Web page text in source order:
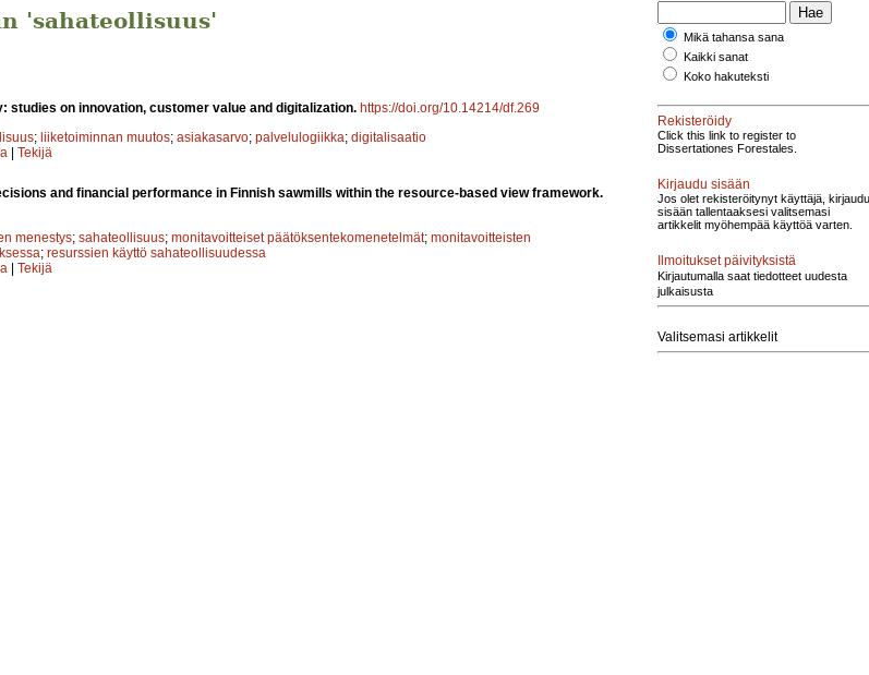
'sahateollisuus'
studies on innovation, customer value and digitalization. https://doi.org/10.14214/df.269
; liiketoiminnan muutos; asiakasarvo; palvelulogiikka; digitalisaatio
| Tekijä
and financial performance in Finnish sawmills within the resource-based view framework.
menestys; sahateollisuus; monitavoitteiset päätöksentekomenetelmät; monitavoitteisten
; resurssien käyttö sahateollisuudessa
| Tekijä
Mikä tahansa sana
Kaikki sanat
Koko hakuteksti
Rekisteröidy
Click this link to register to
Dissertationes Forestales.
Kirjaudu sisään
Jos olet rekisteröitynyt käyttäjä, kirjaudu
sisään tallentaaksesi valitsemasi
artikkelit myöhempää käyttöä varten.
Ilmoitukset päivityksistä
Kirjautumalla saat tiedotteet uudesta
julkaisusta
Valitsemasi artikkelit